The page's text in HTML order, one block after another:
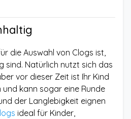
die Auswahl von Clogs ist,
sind. Natürlich nutzt sich das
vor dieser Zeit ist Ihr Kind
kann sogar eine Runde
der Langlebigkeit eignen
ideal für Kinder,